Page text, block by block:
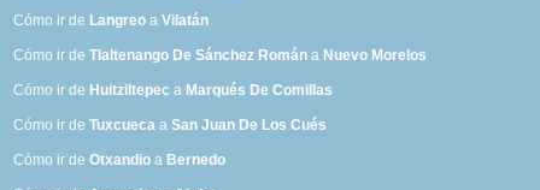
Cómo ir de Langreo aVilatán
Cómo ir deTlaltenango De Sánchez Román a Nuevo Morelos
Cómo ir de Huitziltepec a Marqués De Comillas
Cómo ir deTuxcueca aSan Juan De Los Cués
Cómo ir deOtxandio a Bernedo